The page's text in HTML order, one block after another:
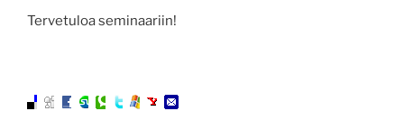
Tervetuloa seminaariin!